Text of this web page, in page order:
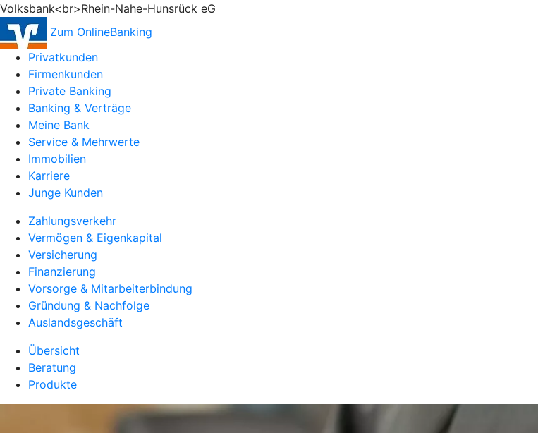
Volksbank<br>Rhein-Nahe-Hunsrück eG
Zum OnlineBanking
Privatkunden
Firmenkunden
Private Banking
Banking & Verträge
Meine Bank
Service & Mehrwerte
Immobilien
Karriere
Junge Kunden
Zahlungsverkehr
Vermögen & Eigenkapital
Versicherung
Finanzierung
Vorsorge & Mitarbeiterbindung
Gründung & Nachfolge
Auslandsgeschäft
Übersicht
Beratung
Produkte